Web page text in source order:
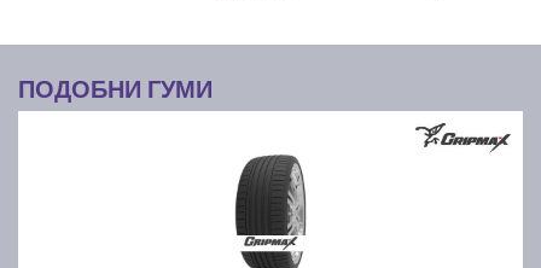
ПОДОБНИ ГУМИ